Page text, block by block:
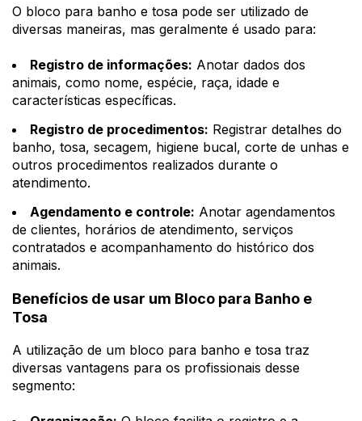
O bloco para banho e tosa pode ser utilizado de
diversas maneiras, mas geralmente é usado para:
Registro de informações: Anotar dados dos
animais, como nome, espécie, raça, idade e
características específicas.
Registro de procedimentos: Registrar detalhes do
banho, tosa, secagem, higiene bucal, corte de unhas e
outros procedimentos realizados durante o
atendimento.
Agendamento e controle: Anotar agendamentos
de clientes, horários de atendimento, serviços
contratados e acompanhamento do histórico dos
animais.
Benefícios de usar um Bloco para Banho e
Tosa
A utilização de um bloco para banho e tosa traz
diversas vantagens para os profissionais desse
segmento: